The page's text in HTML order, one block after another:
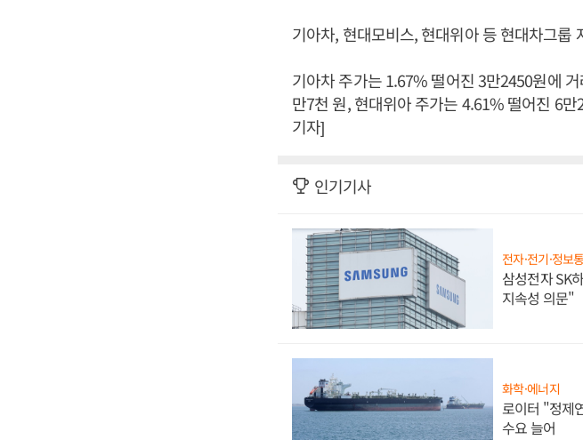
기아차, 현대모비스, 현대위아 등 현대차그룹
기아차 주가는 1.67% 떨어진 3만2450원에
만7천 원, 현대위아 주가는 4.61% 떨어진 6
기자]
인기기사
전자·전기·정보
삼성전자 SK
지속성 의문"
화학·에너지
로이터 "정제
수요 늘어